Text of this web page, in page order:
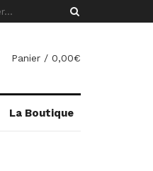
Panier / 0,00€
La Boutique